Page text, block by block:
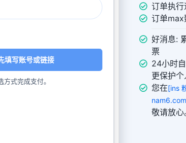
填写账号或链接
式完成支付。
订单执
订单
好消息:
票
24小时
更保护个
您在[ins
敬请放心